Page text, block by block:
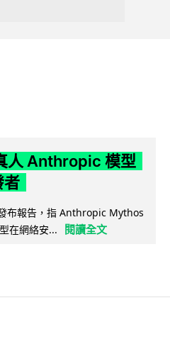
人 Anthropic 模型
者
布報告，指 Anthropic Mythos
在網絡安...
閱讀全文